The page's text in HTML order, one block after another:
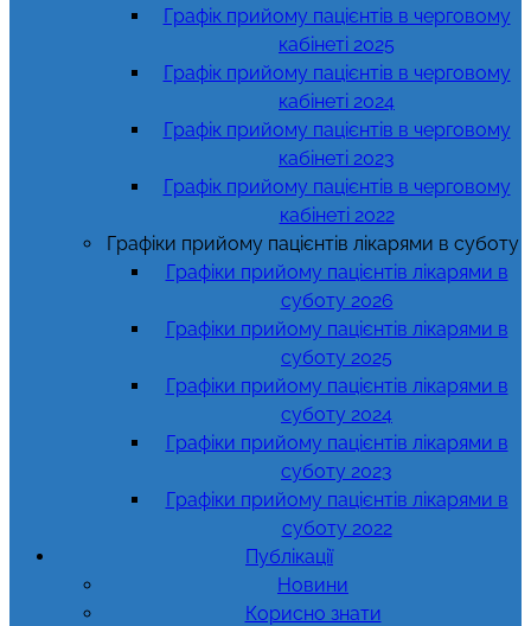
Графік прийому пацієнтів в черговому
кабінеті 2025
Графік прийому пацієнтів в черговому
кабінеті 2024
Графік прийому пацієнтів в черговому
кабінеті 2023
Графік прийому пацієнтів в черговому
кабінеті 2022
Графіки прийому пацієнтів лікарями в суботу
Графіки прийому пацієнтів лікарями в
суботу 2026
Графіки прийому пацієнтів лікарями в
суботу 2025
Графіки прийому пацієнтів лікарями в
суботу 2024
Графіки прийому пацієнтів лікарями в
суботу 2023
Графіки прийому пацієнтів лікарями в
суботу 2022
Публікації
Новини
Корисно знати